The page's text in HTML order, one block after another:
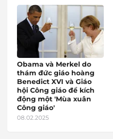
Obama và Merkel do
thám đức giáo hoàng
Benedict XVI và Giáo
hội Công giáo để kích
động một 'Mùa xuân
Công giáo'
08.02.2025